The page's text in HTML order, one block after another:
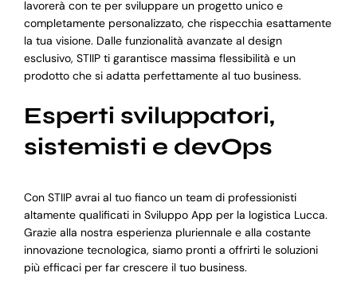
lavorerà con te per sviluppare un progetto unico e
completamente personalizzato, che rispecchia esattamente
la tua visione. Dalle funzionalità avanzate al design
esclusivo, STIIP ti garantisce massima flessibilità e un
prodotto che si adatta perfettamente al tuo business.
Esperti sviluppatori,
sistemisti e devOps
Con STIIP avrai al tuo fianco un team di professionisti
altamente qualificati in Sviluppo App per la logistica Lucca.
Grazie alla nostra esperienza pluriennale e alla costante
innovazione tecnologica, siamo pronti a offrirti le soluzioni
più efficaci per far crescere il tuo business.